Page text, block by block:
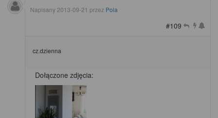
Napisany 2013-09-21 przez Pola
#109
cz.dzienna
Dołączone zdjęcia: